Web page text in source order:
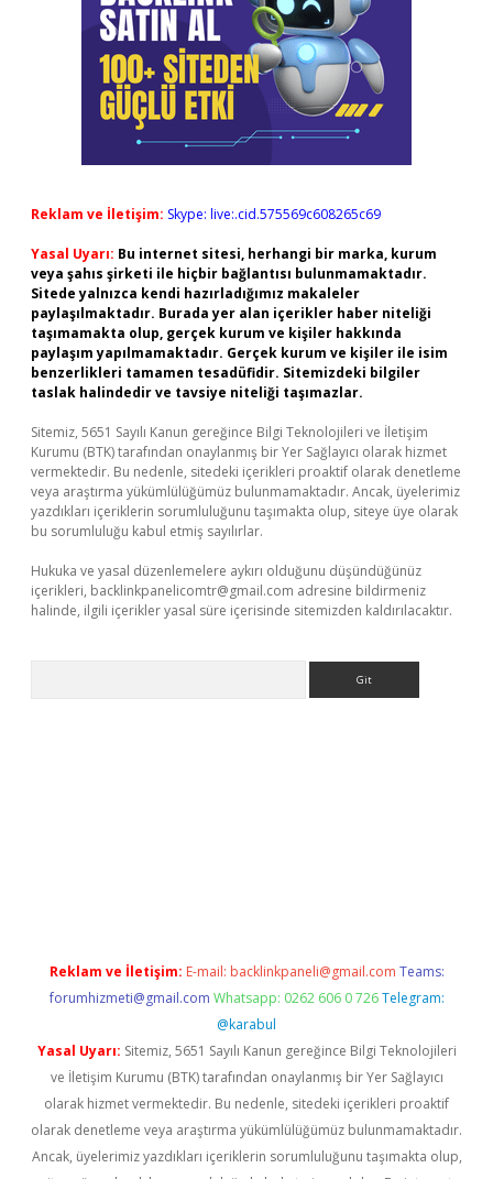
Reklam ve İletişim: Skype: live:.cid.575569c608265c69
Yasal Uyarı: Bu internet sitesi, herhangi bir marka, kurum
veya şahıs şirketi ile hiçbir bağlantısı bulunmamaktadır.
Sitede yalnızca kendi hazırladığımız makaleler
paylaşılmaktadır. Burada yer alan içerikler haber niteliği
taşımamakta olup, gerçek kurum ve kişiler hakkında
paylaşım yapılmamaktadır. Gerçek kurum ve kişiler ile isim
benzerlikleri tamamen tesadüfidir. Sitemizdeki bilgiler
taslak halindedir ve tavsiye niteliği taşımazlar.
Sitemiz, 5651 Sayılı Kanun gereğince Bilgi Teknolojileri ve İletişim
Kurumu (BTK) tarafından onaylanmış bir Yer Sağlayıcı olarak hizmet
vermektedir. Bu nedenle, sitedeki içerikleri proaktif olarak denetleme
veya araştırma yükümlülüğümüz bulunmamaktadır. Ancak, üyelerimiz
yazdıkları içeriklerin sorumluluğunu taşımakta olup, siteye üye olarak
bu sorumluluğu kabul etmiş sayılırlar.
Hukuka ve yasal düzenlemelere aykırı olduğunu düşündüğünüz
içerikleri, backlinkpanelicomtr@gmail.com adresine bildirmeniz
halinde, ilgili içerikler yasal süre içerisinde sitemizden kaldırılacaktır.
Reklam ve İletişim: E-mail: backlinkpaneli@gmail.com Teams:
forumhizmeti@gmail.com Whatsapp: 0262 606 0 726 Telegram:
@karabul
Yasal Uyarı: Sitemiz, 5651 Sayılı Kanun gereğince Bilgi Teknolojileri
ve İletişim Kurumu (BTK) tarafından onaylanmış bir Yer Sağlayıcı
olarak hizmet vermektedir. Bu nedenle, sitedeki içerikleri proaktif
olarak denetleme veya araştırma yükümlülüğümüz bulunmamaktadır.
Ancak, üyelerimiz yazdıkları içeriklerin sorumluluğunu taşımakta olup,